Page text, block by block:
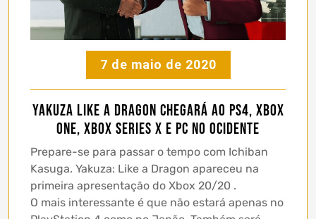
7 de maio de 2020
Yakuza Like a Dragon chegará ao PS4, Xbox
One, Xbox Series X e PC no ocidente
Prepare-se para passar o tempo com Ichiban
Kasuga. Yakuza: Like a Dragon apareceu na
primeira apresentação do Xbox 20/20 .
O mais interessante é que não estará apenas no